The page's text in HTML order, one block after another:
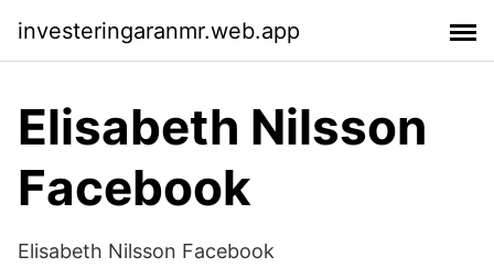
investeringaranmr.web.app
Elisabeth Nilsson
Facebook
Elisabeth Nilsson Facebook